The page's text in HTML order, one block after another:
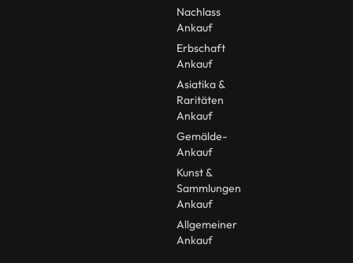
Nachlass
Ankauf
Erbschaft
Ankauf
Asiatika &
Raritäten
Ankauf
Gemälde-
Ankauf
Kunst &
Sammlungen
Ankauf
Allgemeiner
Ankauf